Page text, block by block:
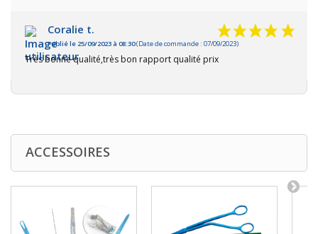
Coralie t.
Publié le 25/09/2023 à 08:30(Date de commande : 07/09/2023)
Très bonne qualité,très bon rapport qualité prix
ACCESSOIRES